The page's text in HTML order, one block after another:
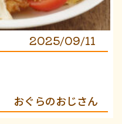
2025/09/11
おぐらのおじさん